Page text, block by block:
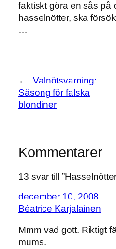
faktiskt göra en sås på
hasselnötter, ska
…
←
Valnötsvarning:
Säsong för falska
blondiner
Kommentarer
13 svar till
december 10, 2008
Béatrice Karjalainen
Mmm vad gott. Riktigt
mums.